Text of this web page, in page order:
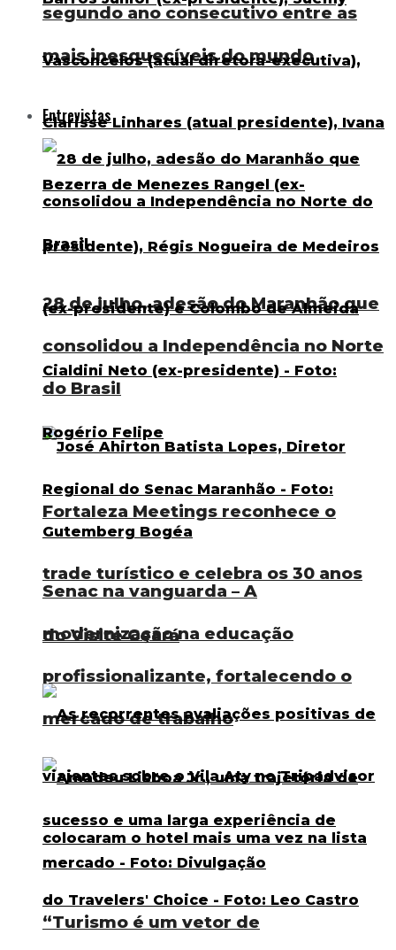
segundo ano consecutivo entre as
mais inesquecíveis do mundo
Entrevistas
28 de julho, adesão do Maranhão que
consolidou a Independência no Norte
do Brasil
Senac na vanguarda – A
modernização na educação
profissionalizante, fortalecendo o
mercado de trabalho
“Turismo é um vetor de
Fortaleza Meetings reconhece o
trade turístico e celebra os 30 anos
do Visite Ceará